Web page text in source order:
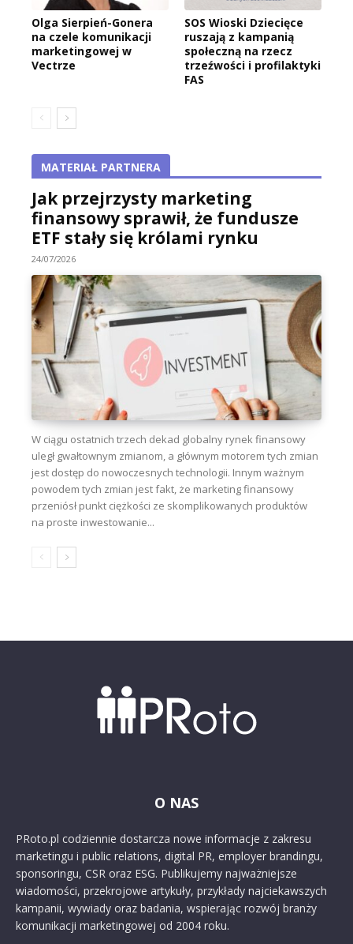
Olga Sierpień-Gonera
na czele komunikacji
marketingowej w
Vectrze
SOS Wioski Dziecięce
ruszają z kampanią
społeczną na rzecz
trzeźwości i profilaktyki
FAS
MATERIAŁ PARTNERA
Jak przejrzysty marketing
finansowy sprawił, że fundusze
ETF stały się królami rynku
24/07/2026
W ciągu ostatnich trzech dekad globalny rynek finansowy
uległ gwałtownym zmianom, a głównym motorem tych zmian
jest dostęp do nowoczesnych technologii. Innym ważnym
powodem tych zmian jest fakt, że marketing finansowy
przeniósł punkt ciężkości ze skomplikowanych produktów
na proste inwestowanie...
O NAS
PRoto.pl codziennie dostarcza nowe informacje z zakresu
marketingu i public relations, digital PR, employer brandingu,
sponsoringu, CSR oraz ESG. Publikujemy najważniejsze
wiadomości, przekrojowe artykuły, przykłady najciekawszych
kampanii, wywiady oraz badania, wspierając rozwój branży
komunikacji marketingowej od 2004 roku.